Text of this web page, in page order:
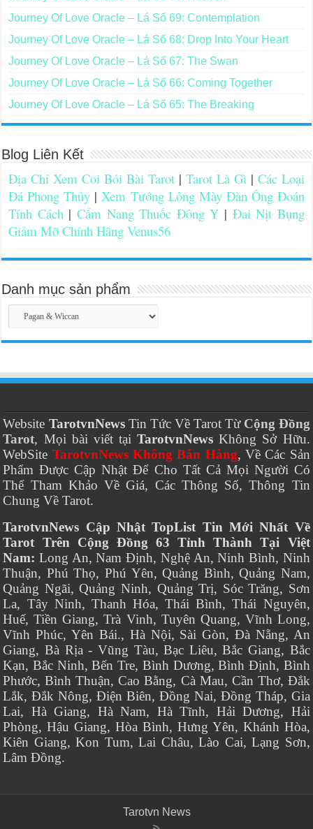
Journey Of Love Oracle – Lá Số 69: Contemplation
Journey Of Love Oracle – Lá Số 68: Drop Into Your Heart
Journey Of Love Oracle – Lá Số 67: The Swan
Journey Of Love Oracle – Lá Số 66: Coming Together
Journey Of Love Oracle – Lá Số 65: The Breaking
Blog Liên Kết
Địa Chỉ Xem Coi Bói Bài Tarot | Tarot Là Gì| Các Loại
Đá Phong Thủy |Xem Tướng Lông Mày Đàn Ông Đoán
Tính Cách|Cẩm Nang Thuốc Đông Y | Đai Nịt Bụng
Giảm Mỡ Chính Hãng Venus56
Danh mục sản phẩm
Website TarotvnNewsTin Tức Về Tarot Từ Cộng Đồng
Tarot, Mọi bài viết tạiTarotvnNews Không Sở Hữu.
WebSite TarotvnNews Không Bán Hàng, Về Các Sản
Phẩm Được Cập Nhật Để Cho Tất Cả Mọi Người Có
Thể Tham Khảo Về Giá, Các Thông Số, Thông Tin
Chung Về Tarot.
TarotvnNews Cập Nhật TopList Tin Mới Nhất Về
Tarot Trên Cộng Đồng 63 Tỉnh Thành Tại Việt
Nam: Long An, Nam Định, Nghệ An, Ninh Bình, Ninh
Thuận, Phú Thọ, Phú Yên, Quảng Bình, Quảng Nam,
Quảng Ngãi, Quảng Ninh, Quảng Trị, Sóc Trăng, Sơn
La, Tây Ninh, Thanh Hóa, Thái Bình, Thái Nguyên,
Huế, Tiền Giang, Trà Vinh, Tuyên Quang, Vĩnh Long,
Vĩnh Phúc, Yên Bái., Hà Nội, Sài Gòn, Đà Nẵng, An
Giang, Bà Rịa - Vũng Tàu, Bạc Liêu, Bắc Giang, Bắc
Kạn, Bắc Ninh, Bến Tre, Bình Dương, Bình Định, Bình
Phước, Bình Thuận, Cao Bằng, Cà Mau, Cần Thơ, Đắk
Lắk, Đắk Nông, Điện Biên, Đồng Nai, Đồng Tháp, Gia
Lai, Hà Giang, Hà Nam, Hà Tĩnh, Hải Dương, Hải
Phòng, Hậu Giang, Hòa Bình, Hưng Yên, Khánh Hòa,
Kiên Giang, Kon Tum, Lai Châu, Lào Cai, Lạng Sơn,
Lâm Đồng.
Tarotvn News